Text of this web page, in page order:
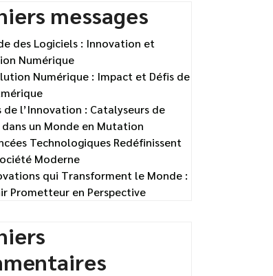
messages
des Logiciels : Innovation et
Numérique
Numérique : Impact et Défis de
de l’Innovation : Catalyseurs de
dans un Monde en Mutation
Technologiques Redéfinissent
Moderne
qui Transforment le Monde :
Prometteur en Perspective